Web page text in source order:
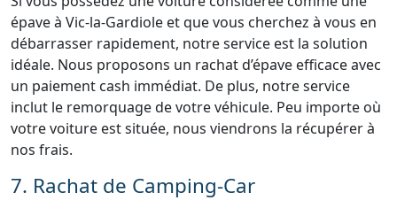
épave à Vic-la-Gardiole et que vous cherchez à vous en
débarrasser rapidement, notre service est la solution
idéale. Nous proposons un rachat d’épave efficace avec
un paiement cash immédiat. De plus, notre service
inclut le remorquage de votre véhicule. Peu importe où
votre voiture est située, nous viendrons la récupérer à
nos frais.
7. Rachat de Camping-Car